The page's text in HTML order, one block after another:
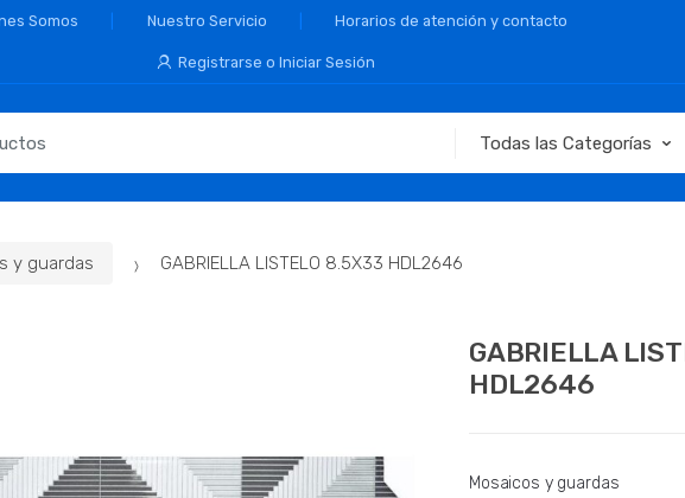
Somos Nuestro Servicio Horarios de atención y contacto
Registrarse o Iniciar Sesión
y guardas GABRIELLA LISTELO 8.5X33 HDL2646
GABRIELLA
HDL2646
Mosaicos y guardas